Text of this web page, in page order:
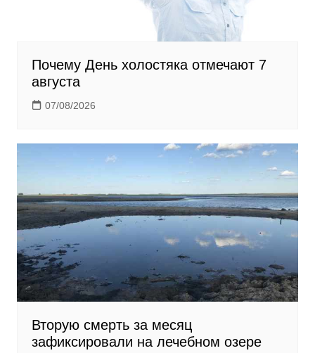
Почему День холостяка отмечают 7
августа
07/08/2026
Вторую смерть за месяц
зафиксировали на лечебном озере